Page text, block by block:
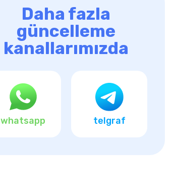
Daha fazla
güncelleme
kanallarımızda
whatsapp telgraf